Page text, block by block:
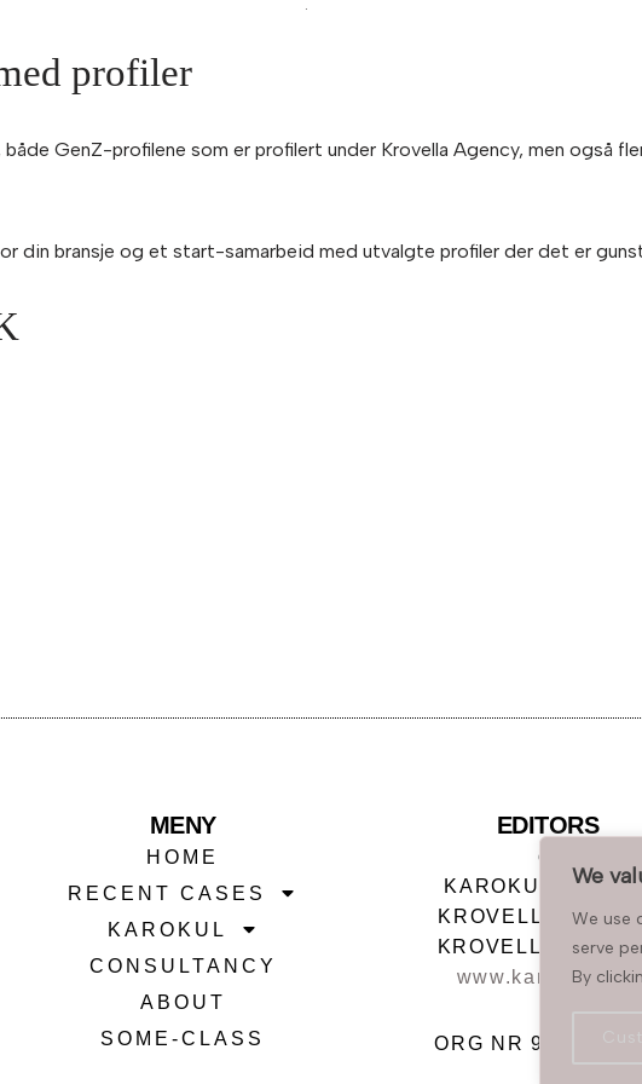
We
We use
serve
By
profiler
GenZ-profilene som er profilert under Krovella Agency, men også
din bransje og et start-samarbeid med utvalgte profiler der det er
MENY
HOME
RECENT CASES
KAROKUL
CONSULTANCY
ABOUT
SOME-CLASS
EDITORS
of
KAROKUL
KROVELLA
KROVELLA
www.karokul.com
ORG NR 989 103